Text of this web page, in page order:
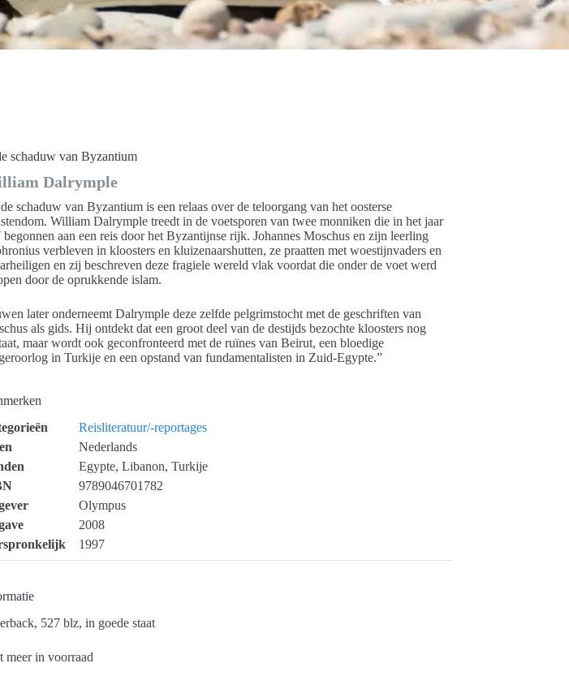
schaduw van Byzantium
Dalrymple
schaduw van Byzantium is een relaas over de teloorgang van het oosterse
William Dalrymple treedt in de voetsporen van twee monniken die in het jaar
begonnen aan een reis door het Byzantijnse rijk. Johannes Moschus en zijn leerling
verbleven in kloosters en kluizenaarshutten, ze praatten met woestijnvaders en
en zij beschreven deze fragiele wereld vlak voordat die onder de voet werd
door de oprukkende islam.
later onderneemt Dalrymple deze zelfde pelgrimstocht met de geschriften van
als gids. Hij ontdekt dat een groot deel van de destijds bezochte kloosters nog
maar wordt ook geconfronteerd met de ruïnes van Beirut, een bloedige
in Turkije en een opstand van fundamentalisten in Zuid-Egypte.”
Reisliteratuur/-reportages
Nederlands
Egypte, Libanon, Turkije
9789046701782
Olympus
2008
1997
527 blz, in goede staat
meer in voorraad